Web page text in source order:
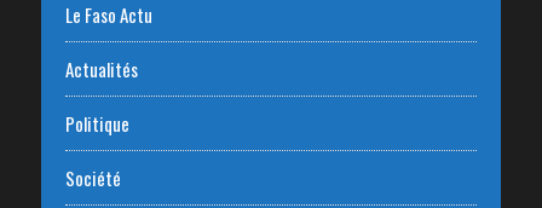
Le Faso Actu
Actualités
Politique
Société